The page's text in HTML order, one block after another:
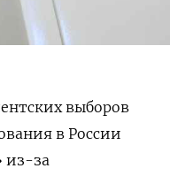
выборов
в России
из-за